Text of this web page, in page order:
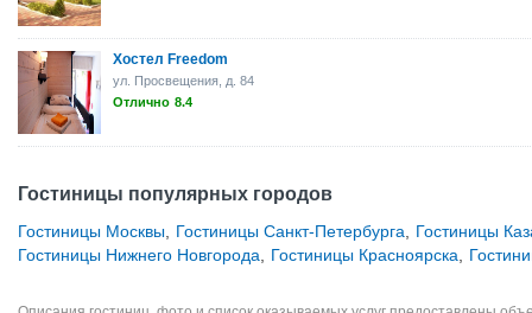
Хостел Freedom
ул. Просвещения, д. 84
Отлично 8.4
Гостиницы популярных городов
Гостиницы Москвы Гостиницы Санкт-Петербурга
Гостиницы
Гостиницы Нижнего Новгорода
Гостиницы Красноярска